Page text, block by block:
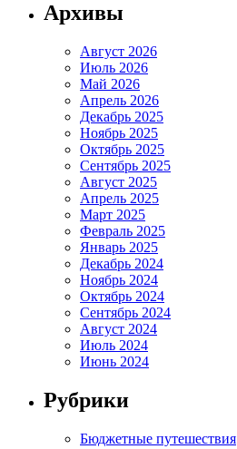
Архивы
Август 2026
Июль 2026
Май 2026
Апрель 2026
Декабрь 2025
Ноябрь 2025
Октябрь 2025
Сентябрь 2025
Август 2025
Апрель 2025
Март 2025
Февраль 2025
Январь 2025
Декабрь 2024
Ноябрь 2024
Октябрь 2024
Сентябрь 2024
Август 2024
Июль 2024
Июнь 2024
Рубрики
Бюджетные путешествия